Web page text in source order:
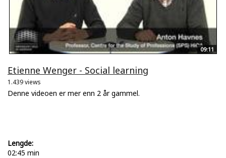
09:11
Etienne Wenger - Social learning
1.439 views
Denne videoen er mer enn 2 år gammel.
Lengde:
02:45 min